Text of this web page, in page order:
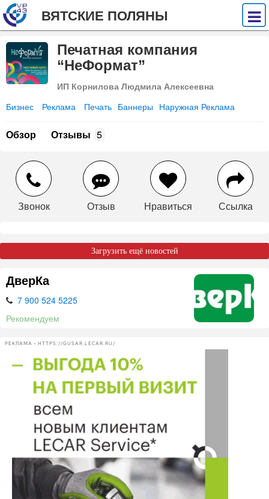
ВЯТСКИЕ ПОЛЯНЫ
Печатная компания
“НеФормат”
ИП Корнилова Людмила Алексеевна
Бизнес Реклама Печать Баннеры Наружная Реклама
Обзор Отзывы 5
Звонок Отзыв Нравиться Ссылка
Загрузить ещё новостей
ДверКа
7 900 524 5225
Рекомендуем
РЕКЛАМА • HTTPS://GUSAR.LECAR.RU/